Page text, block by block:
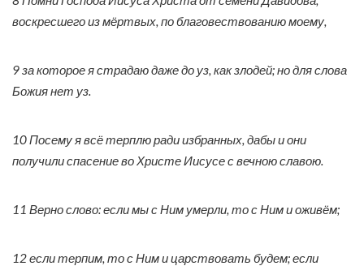
воскресшего из мёртвых, по благовествованию моему,
9 за которое я страдаю даже до уз, как злодей; но для слова
Божия нет уз.
10 Посему я всё терплю ради избранных, дабы и они
получили спасение во Христе Иисусе с вечною славою.
11 Верно слово: если мы с Ним умерли, то с Ним и оживём;
12 если терпим, то с Ним и царствовать будем; если